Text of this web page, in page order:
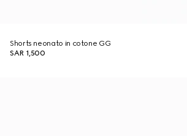
Shorts neonato in cotone GG
SAR 1,500